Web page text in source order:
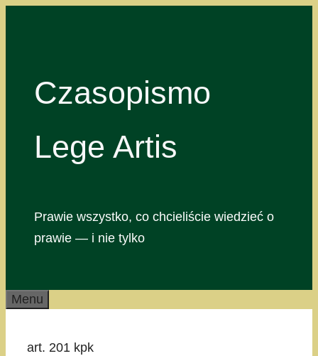
Czasopismo
Lege Artis
Prawie wszystko, co chcieliście wiedzieć o
prawie — i nie tylko
Menu
art. 201 kpk